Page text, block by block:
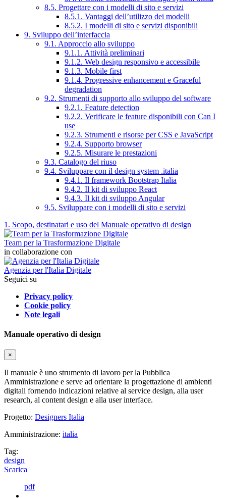
8.5. Progettare con i modelli di sito e servizi
8.5.1. Vantaggi dell’utilizzo dei modelli
8.5.2. I modelli di sito e servizi disponibili
9. Sviluppo dell’interfaccia
9.1. Approccio allo sviluppo
9.1.1. Attività preliminari
9.1.2. Web design responsivo e accessibile
9.1.3. Mobile first
9.1.4. Progressive enhancement e Graceful
degradation
9.2. Strumenti di supporto allo sviluppo del software
9.2.1. Feature detection
9.2.2. Verificare le feature disponibili con Can I
use
9.2.3. Strumenti e risorse per CSS e JavaScript
9.2.4. Supporto browser
9.2.5. Misurare le prestazioni
9.3. Catalogo del riuso
9.4. Sviluppare con il design system .italia
9.4.1. Il framework Bootstrap Italia
9.4.2. Il kit di sviluppo React
9.4.3. Il kit di sviluppo Angular
9.5. Sviluppare con i modelli di sito e servizi
1. Scopo, destinatari e uso del Manuale operativo di design
Team per la Trasformazione Digitale
in collaborazione con
Agenzia per l'Italia Digitale
Seguici su
Privacy policy
Cookie policy
Note legali
Manuale operativo di design
×
Il manuale è uno strumento di lavoro per la Pubblica
Amministrazione e serve ad orientare la progettazione di ambienti
digitali fornendo indicazioni relative al service design, alla user
research, al content design e alla user interface.
Progetto: Designers Italia
Amministrazione: italia
Tag:
design
Scarica
pdf